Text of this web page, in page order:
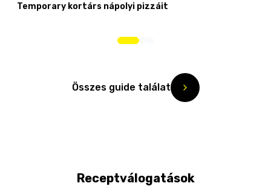
Temporary kortárs nápolyi pizzáit
Összes guide találat
Receptválogatások